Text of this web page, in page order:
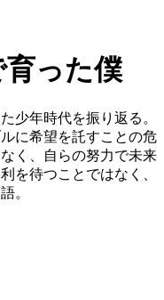
った僕
少年時代を振り返る。
に希望を託すことの危
く、自らの努力で未来
を待つことではなく、
。